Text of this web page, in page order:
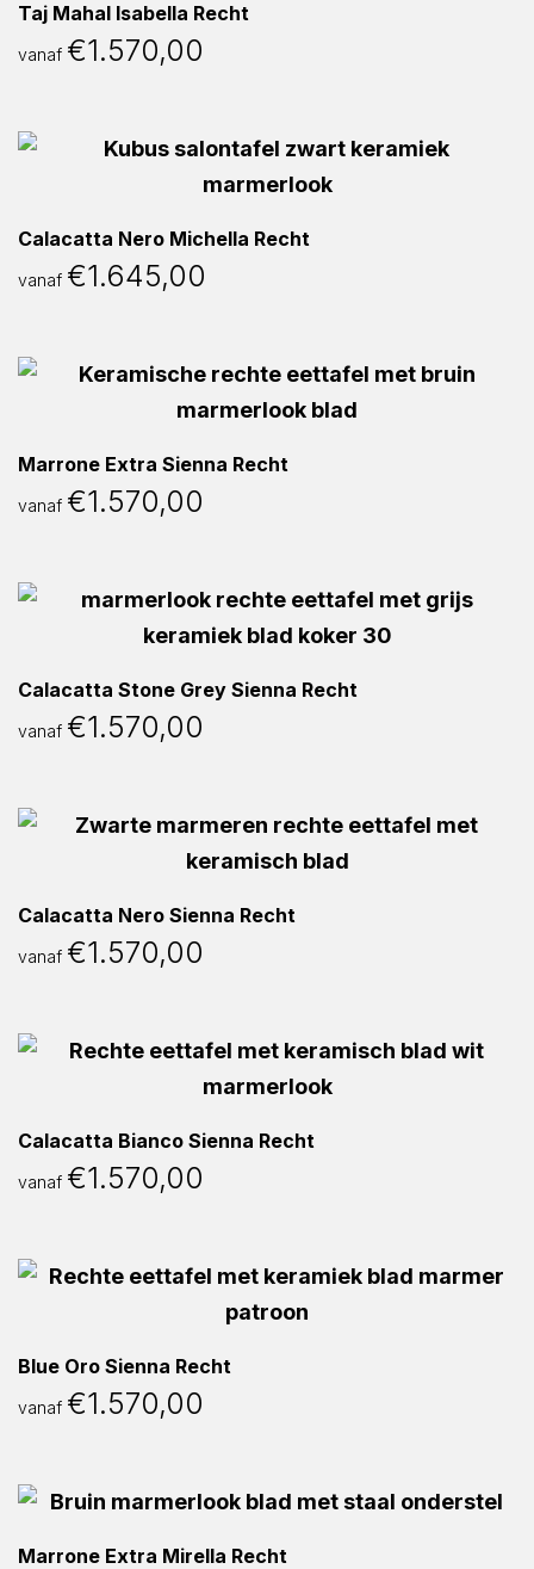
Taj Mahal Isabella Recht
vanaf €1.570,00
Calacatta Nero Michella Recht
vanaf €1.645,00
Marrone Extra Sienna Recht
vanaf €1.570,00
Calacatta Stone Grey Sienna Recht
vanaf €1.570,00
Calacatta Nero Sienna Recht
vanaf €1.570,00
Calacatta Bianco Sienna Recht
vanaf €1.570,00
Blue Oro Sienna Recht
vanaf €1.570,00
Marrone Extra Mirella Recht